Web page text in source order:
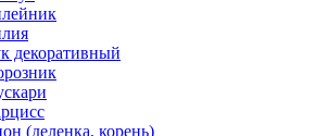
декоративный
(деленка, корень)